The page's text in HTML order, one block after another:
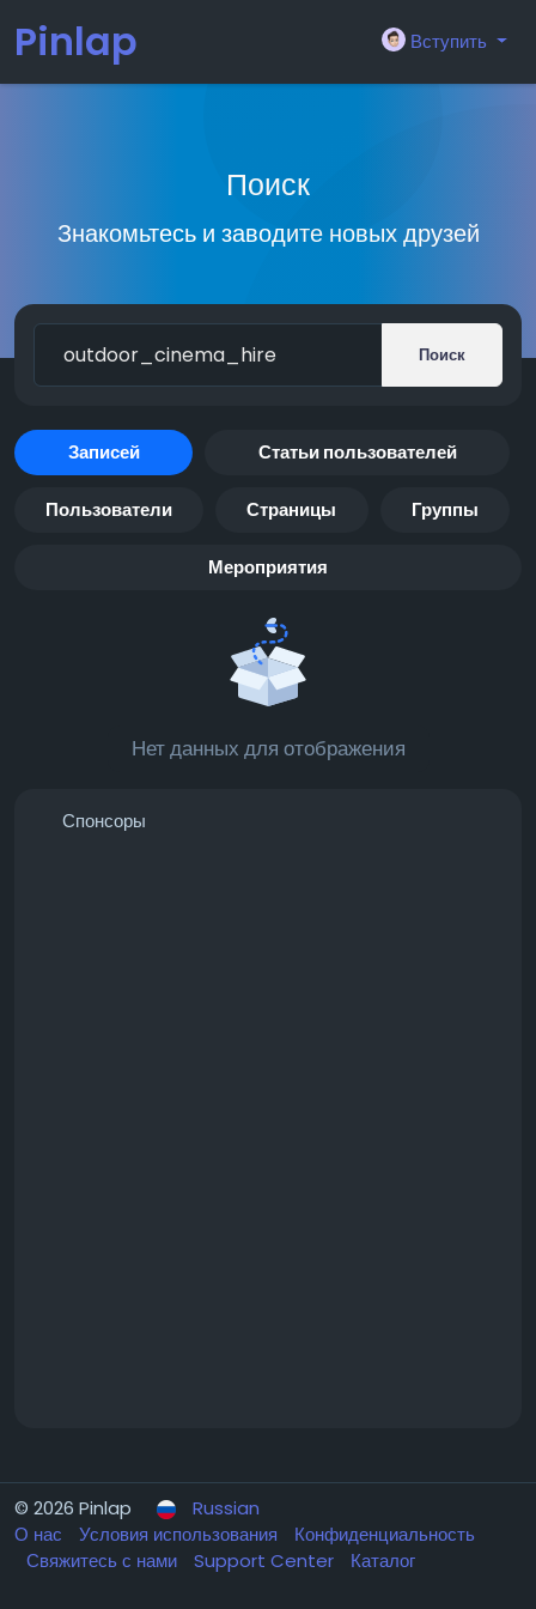
Pinlap Вступить
Поиск
Знакомьтесь и заводите новых друзей
Поиск
Записей Статьи пользователей
Пользователи Страницы Группы
Мероприятия
Нет данных для отображения
Спонсоры
© 2026 Pinlap
Russian
О нас
Условия использования
Конфиденциальность
Свяжитесь с нами
Support Center Каталог